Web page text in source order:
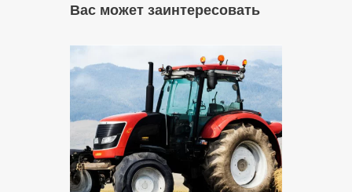
Вас может заинтересовать